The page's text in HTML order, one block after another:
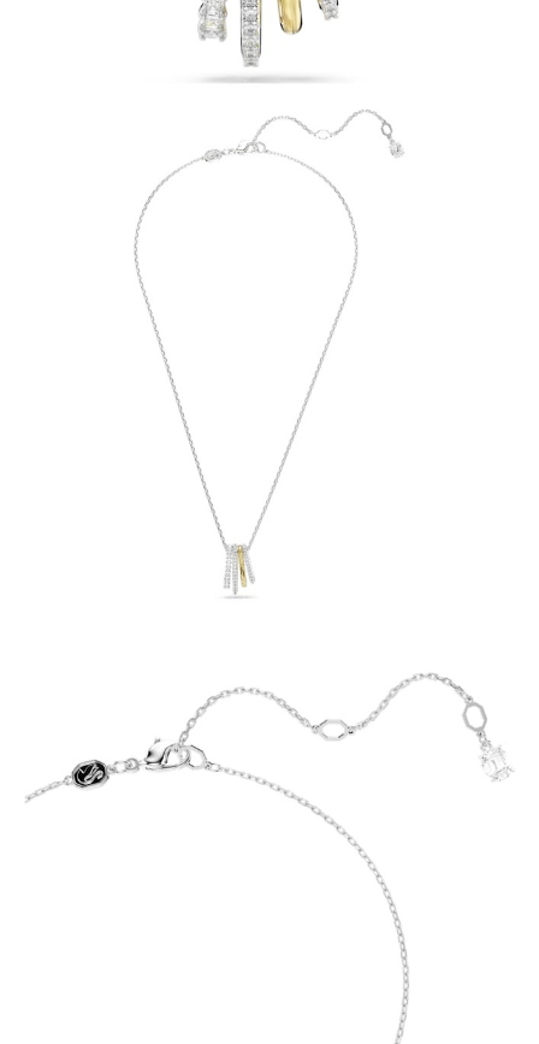
５．嚴禁一人註冊多個帳號或使用他人資訊註冊。若發現惡意使用之情形，
恩沛科技股份有限公司將有權停止該用戶之使用額度並採取法律行動。